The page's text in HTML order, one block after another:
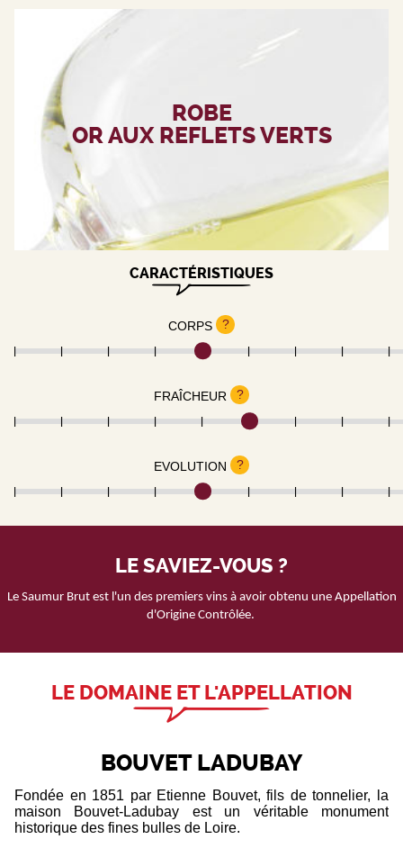
ROBE
OR AUX REFLETS VERTS
CARACTÉRISTIQUES
CORPS ?
FRAÎCHEUR ?
EVOLUTION ?
LE SAVIEZ-VOUS ?
Le Saumur Brut est l'un des premiers vins à avoir obtenu une Appellation
d'Origine Contrôlée.
LE DOMAINE ET L'APPELLATION
BOUVET LADUBAY
Fondée en 1851 par Etienne Bouvet, fils de tonnelier, la
maison Bouvet-Ladubay est un véritable monument
historique des fines bulles de Loire.